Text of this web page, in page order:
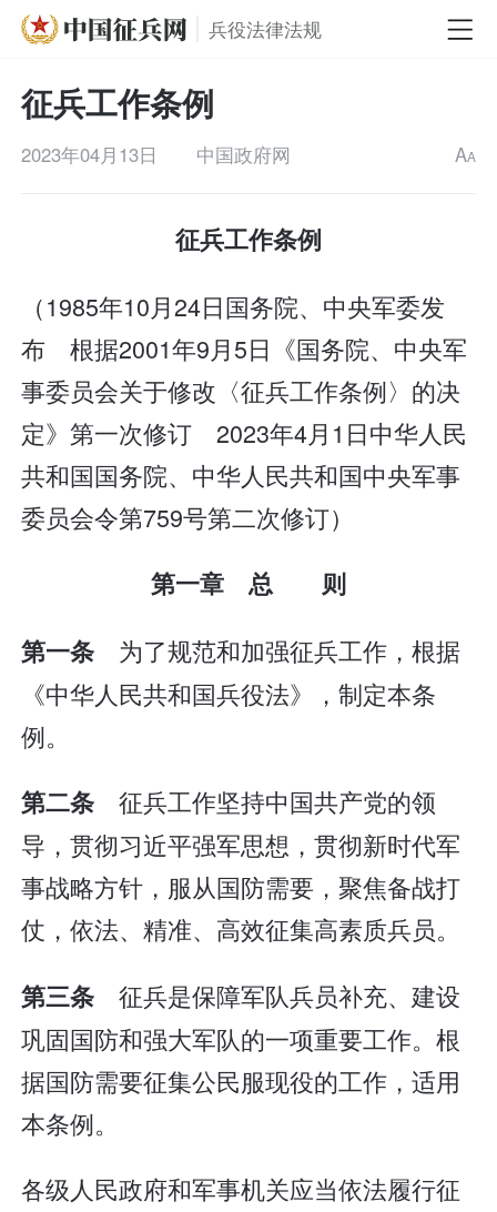
兵役法律法规
征兵工作条例
2023年04月13日 中国政府网 AA
征兵工作条例
（1985年10月24日国务院、中央军委发
布 根据2001年9月5日《国务院、中央军
事委员会关于修改〈征兵工作条例〉的决
定》第一次修订 2023年4月1日中华人民
共和国国务院、中华人民共和国中央军事
委员会令第759号第二次修订）
第一章 总 则
第一条 为了规范和加强征兵工作，根据
《中华人民共和国兵役法》，制定本条
例。
第二条 征兵工作坚持中国共产党的领
导，贯彻习近平强军思想，贯彻新时代军
事战略方针，服从国防需要，聚焦备战打
仗，依法、精准、高效征集高素质兵员。
第三条 征兵是保障军队兵员补充、建设
巩固国防和强大军队的一项重要工作。根
据国防需要征集公民服现役的工作，适用
本条例。
各级人民政府和军事机关应当依法履行征